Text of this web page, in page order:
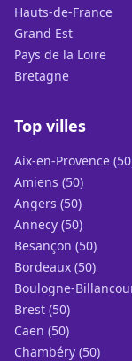
Hauts-de-France
Grand Est
Pays de la Loire
Bretagne
Top villes
Aix-en-Provence
Amiens (50)
Angers (50)
Annecy (50)
Besançon (50)
Bordeaux (50)
Boulogne-
Brest (50)
Caen (50)
Chambéry (50)